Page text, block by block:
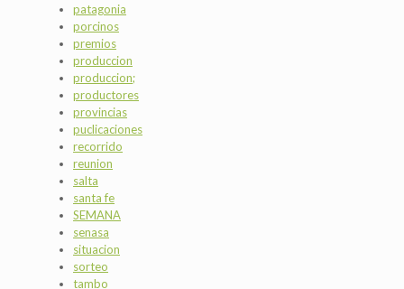
patagonia
porcinos
premios
produccion
produccion;
productores
provincias
puclicaciones
recorrido
reunion
salta
santa fe
SEMANA
senasa
situacion
sorteo
tambo